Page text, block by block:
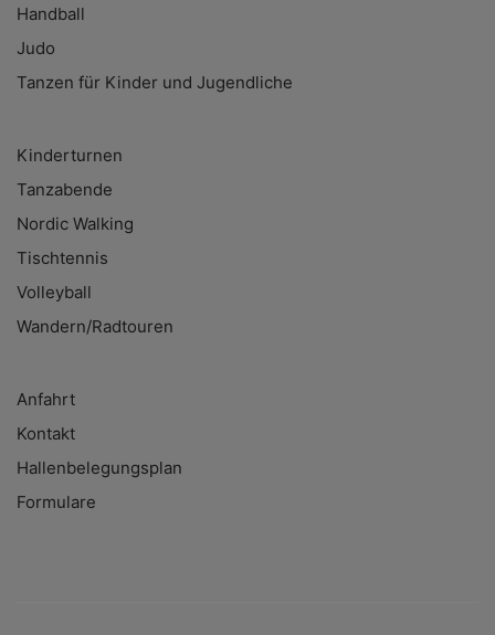
Handball
Judo
Tanzen für Kinder und Jugendliche
Kinderturnen
Tanzabende
Nordic Walking
Tischtennis
Volleyball
Wandern/Radtouren
Anfahrt
Kontakt
Hallenbelegungsplan
Formulare